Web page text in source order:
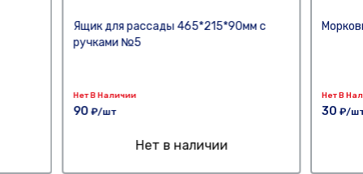
Ящик для рассады 465*215*90мм с
ручками №5
Нет В Наличии
90 ₽/шт
Нет в наличии
Нет В
30 ₽/